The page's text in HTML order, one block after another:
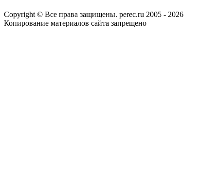
Copyright © Все права защищены. perec.ru 2005 - 2026
Копирование материалов сайта запрещено